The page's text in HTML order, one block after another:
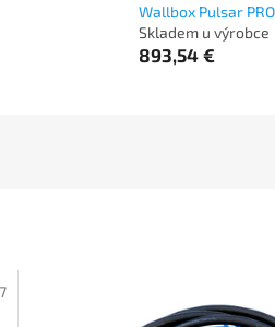
Wallbox Pulsar
Skladem u výrobce
893,54 €